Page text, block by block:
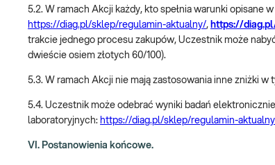
5.2. W ramach Akcji każdy, kto spełnia warunki opisane
https://diag.pl/sklep/regulamin-aktualny/, https://
trakcie jednego procesu zakupów, Uczestnik może
dwieście osiem złotych 60/100).
5.3. W ramach Akcji nie mają zastosowania inne zniżki w
5.4. Uczestnik może odebrać wyniki badań
laboratoryjnych: https://diag.pl/sklep/regulamin-
VI. Postanowienia końcowe.